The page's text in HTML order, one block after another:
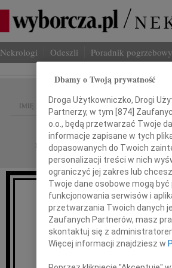
Nekrologi Odeszli Poradnik pogrzebowy
IMIĘ I NAZWISKO:
REGION: Bydgoszcz
DATA EMISJI: 28.05.2010
Naszemu
dr.
Dbamy o Twoją prywatność
Droga Użytkowniczko, Drogi
Partnerzy, w tym [874]
o.o., będą przetwarzać Twoje
informacje zapisane w tych
dopasowanych do Twoich
personalizacji treści w nich
ograniczyć jej zakres lub
Twoje dane osobowe mogą
funkcjonowania serwisów i
przetwarzania Twoich danych
Zaufanych Partnerów, masz
skontaktuj się z
Więcej informacji znajdziesz w